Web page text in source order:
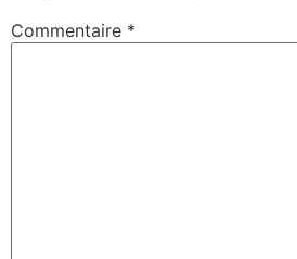
Commentaire *